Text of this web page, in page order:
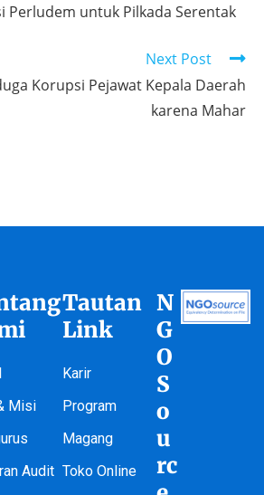
Perludem untuk Pilkada Serentak
Next Post
Korupsi Pejawat Kepala Daerah
karena Mahar
Misi
Audit
Tautan
Link
Karir
Program
Magang
Toko Online
N
G
O
S
o
u
rc